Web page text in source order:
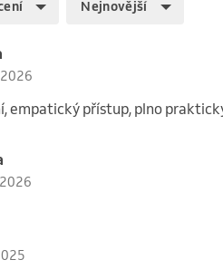
Nejnovější
empatický přístup, plno